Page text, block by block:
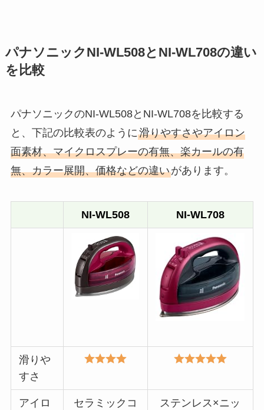
パナソニックNI-WL508とNI-WL708の違い
を比較
パナソニックのNI-WL508とNI-WL708を比較する
と、下記の比較表のように滑りやすさやアイロン
面素材、マイクロスプレーの有無、楽カールの有
無、カラー展開、価格などの違いがあります。
NI-WL508 NI-WL708
滑りや
すさ
アイロ
セラミックコ
ステンレス×ニッ